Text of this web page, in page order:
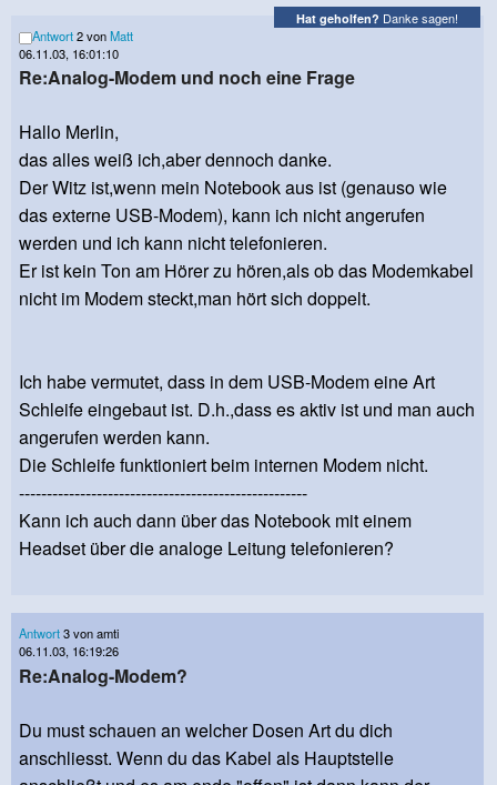
Hat geholfen? Danke sagen!
Antwort2 vonMatt
06.11.03, 16:01:10
Re:Analog-Modem und noch eine Frage
Hallo Merlin,
das alles weiß ich,aber dennoch danke.
Der Witz ist,wenn mein Notebook aus ist (genauso wie
das externe USB-Modem), kann ich nicht angerufen
werden und ich kann nicht telefonieren.
Er ist kein Ton am Hörer zu hören,als ob das Modemkabel
nicht im Modem steckt,man hört sich doppelt.
Ich habe vermutet, dass in dem USB-Modem eine Art
Schleife eingebaut ist. D.h.,dass es aktiv ist und man auch
angerufen werden kann.
Die Schleife funktioniert beim internen Modem nicht.
----------------------------------------------------
Kann ich auch dann über das Notebook mit einem
Headset über die analoge Leitung telefonieren?
Antwort3 von amti
06.11.03, 16:19:26
Re:Analog-Modem?
Du must schauen an welcher Dosen Art du dich
anschliesst. Wenn du das Kabel als Hauptstelle